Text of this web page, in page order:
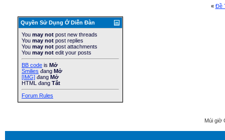
« Ðề
Quyền Sử Dụng Ở Diễn Ðàn
You may not post new threads
You may not post replies
You may not post attachments
You may not edit your posts
BB code is Mở
Smilies đang Mở
[IMG] đang Mở
HTML đang Tắt
Forum Rules
Múi giờ